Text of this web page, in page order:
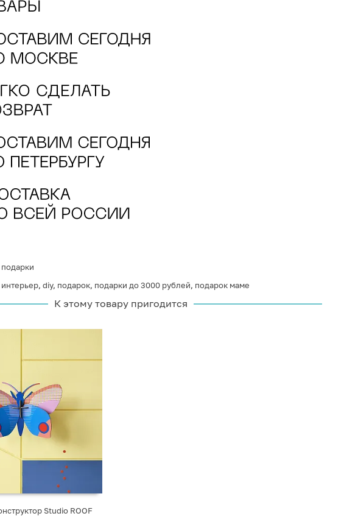
интерьер, diy, подарок, подарки до 3000 рублей, подарок маме
К этому товару пригодится
Studio ROOF